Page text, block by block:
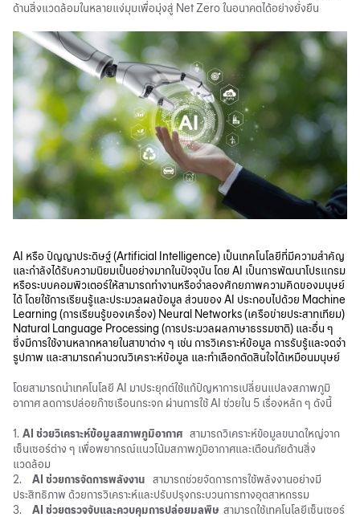
ด้านสิ่งแวดล้อมในหลายแง่มุมเพื่อมุ่งสู่ Net Zeroในอนาคตได้อย่างยั่งยืน
AI หรือ ปัญญาประดิษฐ์ (Artificial Intelligence) เป็นเทคโนโลยีที่มีความสำคัญ
และกำลังได้รับความนิยมเป็นอย่างมากในปัจจุบัน โดย AI เป็นการพัฒนาโปรแกรม
หรือระบบคอมพิวเตอร์ให้สามารถทำงานหรือจำลองศักยภาพความคิดของมนุษย์
ได้ โดยใช้การเรียนรู้และประมวลผลข้อมูล ส่วนของ AI ประกอบไปด้วย Machine
Learning (การเรียนรู้ของเครื่อง) Neural Networks (เครือข่ายประสาทเทียม)
Natural Language Processing (การประมวลผลภาษาธรรมชาติ) และอื่น ๆ
ซึ่งมีการใช้งานหลากหลายในสาขาต่าง ๆ เช่น การวิเคราะห์ข้อมูล การรับรู้และจดจำ
รูปภาพ และสามารถคำนวณวิเคราะห์ข้อมูล และทำเลือกตัดสินใจได้เหมือนมนุษย์
โดยสามารถนำเทคโนโลยี AI มาประยุกต์ใช้แก้ปัญหาการเปลี่ยนแปลงสภาพภูมิ
อากาศ ลดการปล่อยก๊าซเรือนกระจก ผ่านการใช้AI ช่วยใน 5 เรื่องหลัก ๆ ดังนี้
1. AI ช่วยวิเคราะห์ข้อมูลสภาพภูมิอากาศ สามารถวิเคราะห์ข้อมูลขนาดใหญ่จาก
เซ็นเซอร์ต่าง ๆ เพื่อพยากรณ์แนวโน้มสภาพภูมิอากาศและเตือนภัยด้านสิ่ง
แวดล้อม
2.
AI ช่วยการจัดการพลังงาน สามารถช่วยจัดการการใช้พลังงานอย่างมี
ประสิทธิภาพ ด้วยการวิเคราะห์และปรับปรุงกระบวนการทางอุตสาหกรรม
3.
AI ช่วยตรวจจับและควบคุมการปล่อยมลพิษสามารถใช้เทคโนโลยีเซ็นเซอร์